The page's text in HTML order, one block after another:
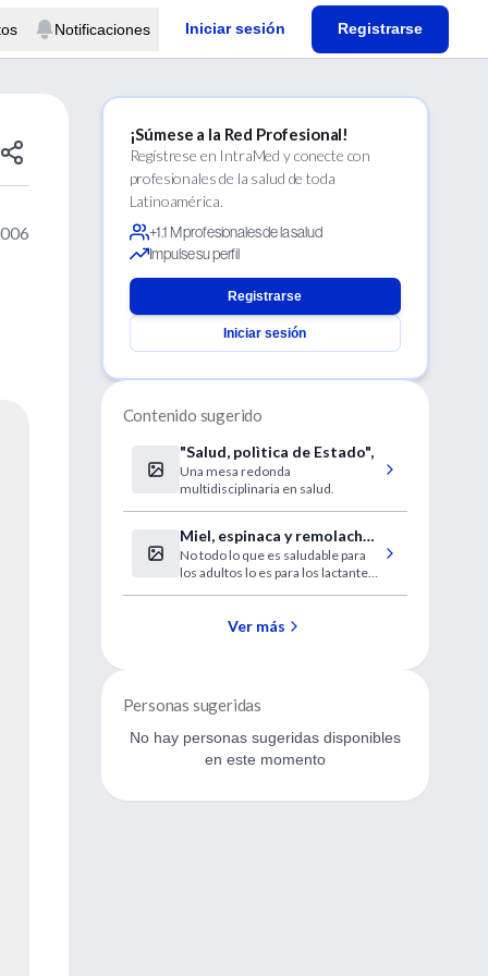
Notificaciones Iniciar sesión Registrarse
¡Súmese a la Red Profesional!
Regístrese en IntraMed y conecte con
profesionales de la salud de toda
Latinoamérica.
+1.1 M profesionales de la salud
Impulse su perfil
Registrarse
Iniciar sesión
Contenido sugerido
"Salud, polìtica de Estado",
Una mesa redonda
multidisciplinaria en salud.
Miel, espinaca y remolacha:
alimentos prohibidos para
niños menores de un año
No todo lo que es saludable para
los adultos lo es para los lactantes.
potencialmente alergénicos, no
Ver más
Personas sugeridas
No hay personas sugeridas disponibles
en este momento